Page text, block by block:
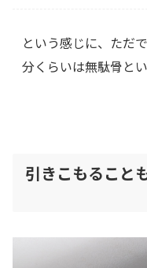
という感じに、ただ
分くらいは無駄骨と
引きこもること